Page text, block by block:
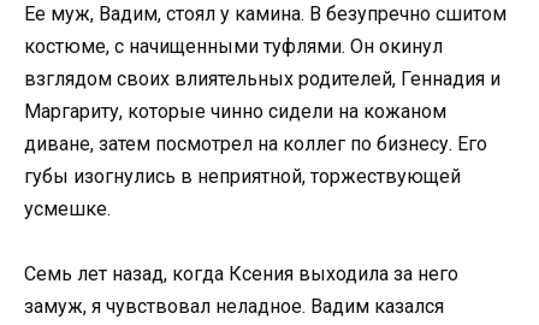
Ее муж, Вадим, стоял у камина. В безупречно сшитом
костюме, с начищенными туфлями. Он окинул
взглядом своих влиятельных родителей, Геннадия и
Маргариту, которые чинно сидели на кожаном
диване, затем посмотрел на коллег по бизнесу. Его
губы изогнулись в неприятной, торжествующей
усмешке.
Семь лет назад, когда Ксения выходила за него
замуж, я чувствовал неладное. Вадим казался